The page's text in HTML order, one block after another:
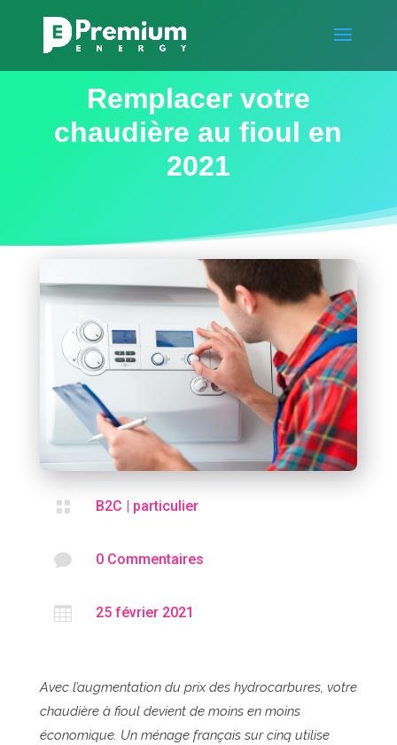
Remplacer votre
chaudière au fioul en
2021
 B2C particulier
 0 Commentaires
 25 février 2021
Avec l’augmentation du prix des hydrocarbures, votre
chaudière à fioul devient de moins en moins
économique. Un ménage français sur cinq utilise